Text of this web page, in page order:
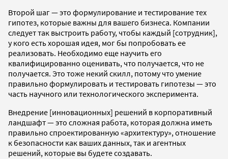
Второй шаг — это формулирование и тестирование тех
гипотез, которые важны для вашего бизнеса. Компании
следует так выстроить работу, чтобы каждый [сотрудник],
у кого есть хорошая идея, мог бы попробовать ее
реализовать. Необходимо еще научить его
квалифицированно оценивать, что получается, что не
получается. Это тоже некий скилл, потому что умение
правильно формулировать и тестировать гипотезы — это
часть научного или технологического эксперимента.
Внедрение [инновационных] решений в корпоративный
ландшафт — это сложная работа, которая должна иметь
правильно спроектированную «архитектуру», отношение
к безопасности как ваших данных, так и агентных
решений, которые вы будете создавать.